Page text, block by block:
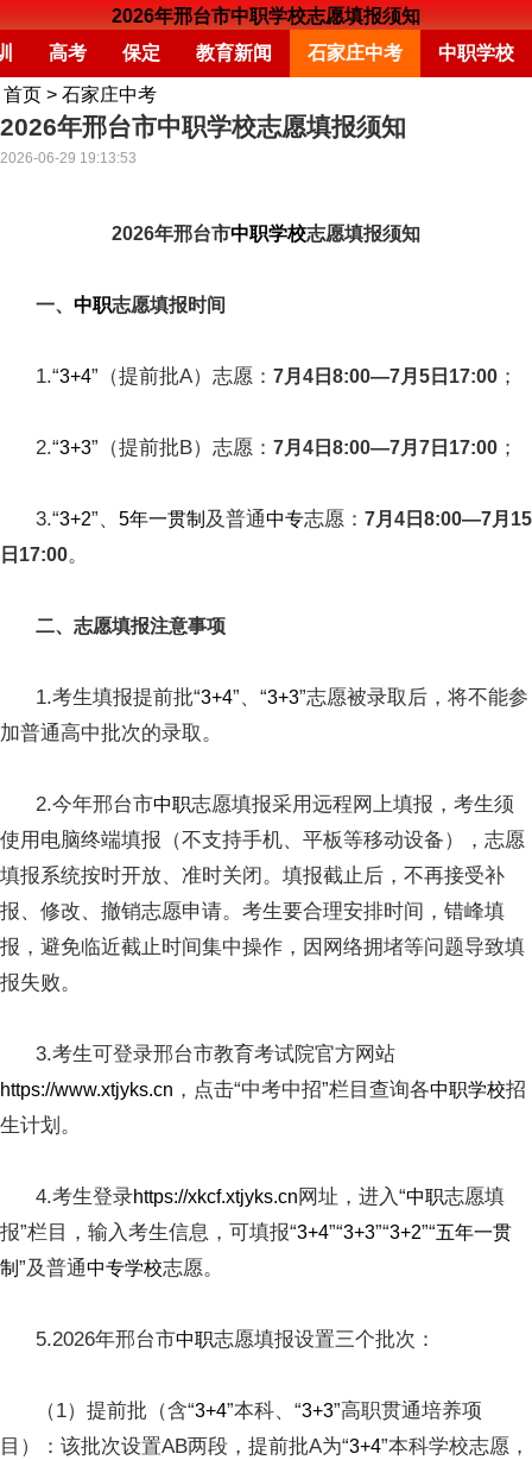
2026年邢台市中职学校志愿填报须知
高考 保定 教育新闻 石家庄中考 中职学校
首页 > 石家庄中考
2026年邢台市中职学校志愿填报须知
2026-06-29 19:13:53
2026年邢台市中职学校志愿填报须知
一、 中职志愿填报时间
1.“3+4”（提前批A）志愿： 7月4日8:00—7月5日17:00 ；
2.“3+3”（提前批B）志愿： 7月4日8:00—7月7日17:00 ；
3.“3+2”、 5年一贯制 及普通中专志愿： 7月4日8:00—7月15
日17:00。
二、志愿填报注意事项
1.考生填报提前批“3+4”、“3+3”志愿被录取后，将不能参
加普通高中批次的录取。
2.今年邢台市中职志愿填报采用远程网上填报，考生须
使用电脑终端填报（不支持手机、平板等移动设备），志愿
填报系统按时开放、准时关闭。填报截止后，不再接受补
报、修改、撤销志愿申请。考生要合理安排时间，错峰填
报，避免临近截止时间集中操作，因网络拥堵等问题导致填
报失败。
3.考生可登录邢台市教育考试院官方网站
https://www.xtjyks.cn ，点击“中考中招”栏目查询各中职学校招
生计划。
4.考生登录https://xkcf.xtjyks.cn网址，进入“中职志愿填
报”栏目，输入考生信息，可填报“3+4”“3+3”“3+2”“五年一贯
制 ”及普通中专学校志愿。
5.2026年邢台市中职志愿填报设置三个批次：
（1）提前批（含“3+4”本科、“3+3”高职贯通培养项
目）：该批次设置AB两段，提前批A为“3+4”本科学校志愿，